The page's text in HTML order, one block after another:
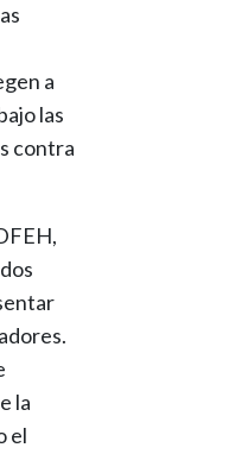
a
las
contra
la
el